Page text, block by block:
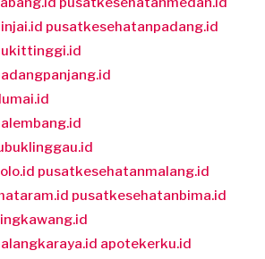
pusatkesehatanpadang.id
pusatkesehatanmalang.id
pusatkesehatanbima.id
apotekerku.id